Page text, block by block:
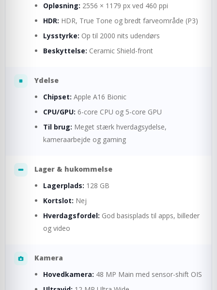
Opløsning: 2556 × 1179 px ved 460 ppi
HDR: HDR, True Tone og bredt farveområde (P3)
Lysstyrke: Op til 2000 nits udendørs
Beskyttelse: Ceramic Shield-front
Ydelse
Chipset: Apple A16 Bionic
CPU/GPU: 6-core CPU og 5-core GPU
Til brug: Meget stærk hverdagsydelse,
kameraarbejde og gaming
Lager & hukommelse
Lagerplads: 128 GB
Kortslot: Nej
Hverdagsfordel: God basisplads til apps, billeder
og video
Kamera
Hovedkamera: 48 MP Main med sensor-shift OIS